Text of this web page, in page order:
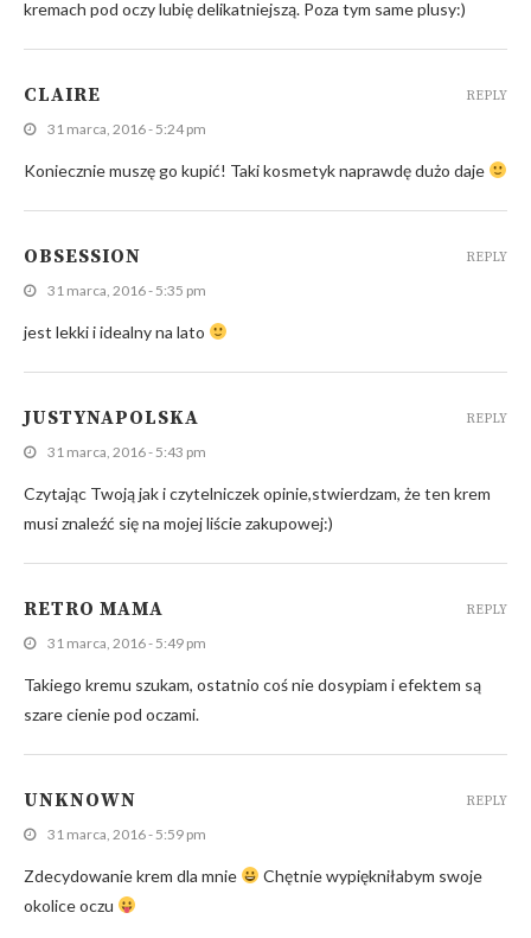
kremach pod oczy lubię delikatniejszą. Poza tym same plusy:)
CLAIRE
31 marca, 2016 - 5:24 pm
Koniecznie muszę go kupić! Taki kosmetyk naprawdę dużo daje
REPLY
OBSESSION
31 marca, 2016 - 5:35 pm
jest lekki i idealny na lato
REPLY
JUSTYNAPOLSKA
31 marca, 2016 - 5:43 pm
Czytając Twoją jak i czytelniczek opinie,stwierdzam, że ten krem
musi znaleźć się na mojej liście zakupowej:)
REPLY
RETRO MAMA
31 marca, 2016 - 5:49 pm
Takiego kremu szukam, ostatnio coś nie dosypiam i efektem są
szare cienie pod oczami.
REPLY
UNKNOWN
31 marca, 2016 - 5:59 pm
Zdecydowanie krem dla mnie
Chętnie wypiękniłabym swoje
okolice oczu
REPLY